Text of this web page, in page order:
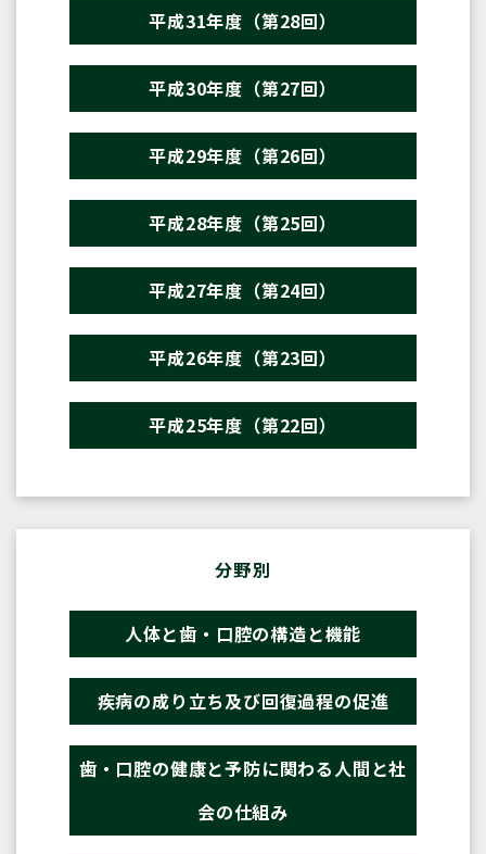
平成31年度（第28回）
平成30年度（第27回）
平成29年度（第26回）
平成28年度（第25回）
平成27年度（第24回）
平成26年度（第23回）
平成25年度（第22回）
分野別
人体と歯・口腔の構造と機能
疾病の成り立ち及び回復過程の促進
歯・口腔の健康と予防に関わる人間と社
会の仕組み